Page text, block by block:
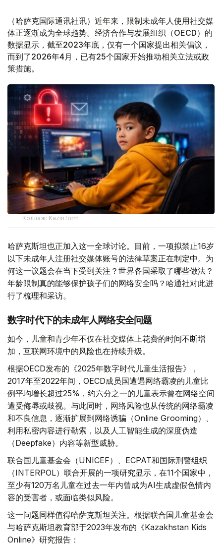
（哈萨克国际通讯社讯）近年来，限制未成年人使用社交媒
体正逐渐成为全球趋势。经济合作与发展组织（OECD）的
数据显示，截至2023年底，仅有一个国家提出相关倡议，
而到了2026年4月，已有25个国家开始推动相关立法或政
策措施。
Коллаж: Kazinform
哈萨克斯坦也正加入这一全球讨论。目前，一项拟禁止16岁
以下未成年人注册社交媒体账号的法律草案正在制定中。为
何这一议题会在当下受到关注？世界各国采取了哪些做法？
年龄限制真的能够保护孩子们的网络安全吗？哈通社对此进
行了梳理和采访。
数字时代下的未成年人网络安全问题
如今，儿童和青少年不仅在社交媒体上花费的时间不断增
加，互联网环境中的风险也在持续升级。
根据OECD发布的《2025年数字时代儿童生活报告》，
2017年至2022年间，OECD成员国遭遇网络霸凌的儿童比
例平均增长超过25%，约六分之一的儿童表示曾在网络空间
遭受侮辱或歧视。与此同时，网络风险也从传统的网络霸凌
和不良信息，逐渐扩展到网络诱骗（Online Grooming）、
利用私密内容进行勒索，以及人工智能生成的深度伪造
（Deepfake）内容等新型威胁。
联合国儿童基金会（UNICEF）、ECPAT和国际刑警组织
（INTERPOL）联合开展的一项研究显示，在11个国家中，
至少有120万名儿童在过去一年内曾成为AI生成虚假色情内
容的受害者，或面临类似风险。
这一问题同样值得哈萨克斯坦关注。根据联合国儿童基金会
与哈萨克斯坦教育部于2023年发布的《Kazakhstan Kids
Online》研究报告：